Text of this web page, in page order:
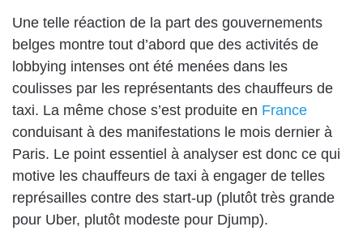
Une telle réaction de la part des gouvernements
belges montre tout d’abord que des activités de
lobbying intenses ont été menées dans les
coulisses par les représentants des chauffeurs de
taxi. La même chose s’est produite en France
conduisant à des manifestations le mois dernier à
Paris. Le point essentiel à analyser est donc ce qui
motive les chauffeurs de taxi à engager de telles
représailles contre des start-up (plutôt très grande
pour Uber, plutôt modeste pour Djump).